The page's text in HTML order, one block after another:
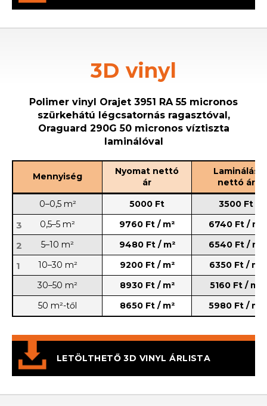
3D vinyl
Polimer vinyl Orajet 3951 RA 55 micronos
szürkehátú légcsatornás ragasztóval,
Oraguard 290G 50 micronos víztiszta
laminálóval
Mennyiség
Nyomat nettó
ár
Laminálás
nettó ár
0–0,5 m²
5000 Ft 3500 Ft
3 0,5–5 m² 9760 Ft / m² 6740 Ft / m²
2 5–10 m² 9480 Ft / m² 6540 Ft / m²
1 10–30 m² 9200 Ft / m²
6350 Ft / m²
30–50 m²
8930 Ft / m²
5160 Ft / m²
50 m²-től
8650 Ft / m² 5980 Ft / m²
LETÖLTHETŐ 3D VINYL ÁRLISTA